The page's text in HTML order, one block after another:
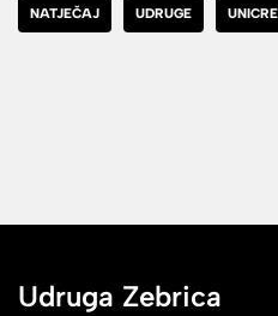
NATJEČAJ UDRUGE
Udruga Zebrica